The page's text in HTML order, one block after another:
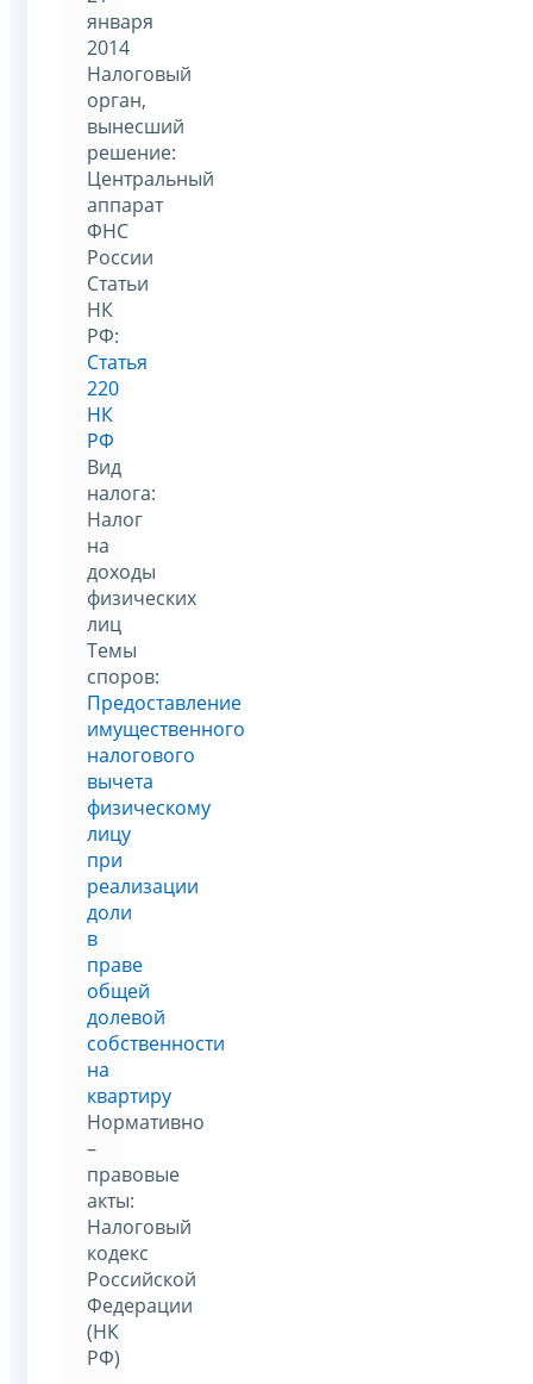
января
2014
Налоговый
орган,
вынесший
решение:
Центральный
аппарат
ФНС
России
Статьи
НК
РФ:
Статья
220
НК
РФ
Вид
налога:
Налог
на
доходы
физических
лиц
Темы
споров:
Предоставление
имущественного
налогового
вычета
физическому
лицу
при
реализации
доли
в
праве
общей
долевой
собственности
на
квартиру
Нормативно
–
правовые
акты:
Налоговый
кодекс
Российской
Федерации
(НК
РФ)